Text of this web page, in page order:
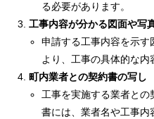
る必要があります。
工事内容が分かる図面や写
申請する工事内容を示す
より、工事の具体的な内
町内業者との契約書の写し
工事を実施する業者との
書には、業者名や工事内